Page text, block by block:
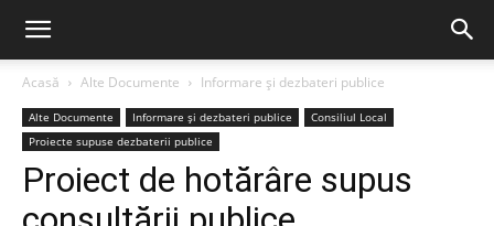
Acasă Alte Documente Informare și dezbateri publice
Alte Documente Informare și dezbateri publice
Consiliul Local
Proiecte supuse dezbaterii publice
Proiect de hotărâre supus